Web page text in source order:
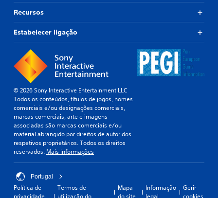
Recursos
Estabelecer ligação
© 2026 Sony Interactive Entertainment LLC
Todos os conteúdos, títulos de jogos, nomes
comerciais e/ou designações comerciais,
marcas comerciais, arte e imagens
associadas são marcas comerciais e/ou
material abrangido por direitos de autor dos
respetivos proprietários. Todos os direitos
reservados. Mais informações
Portugal
Política de
privacidade
Termos de
utilização do
Mapa
do site
Informação
legal
Gerir
cookies